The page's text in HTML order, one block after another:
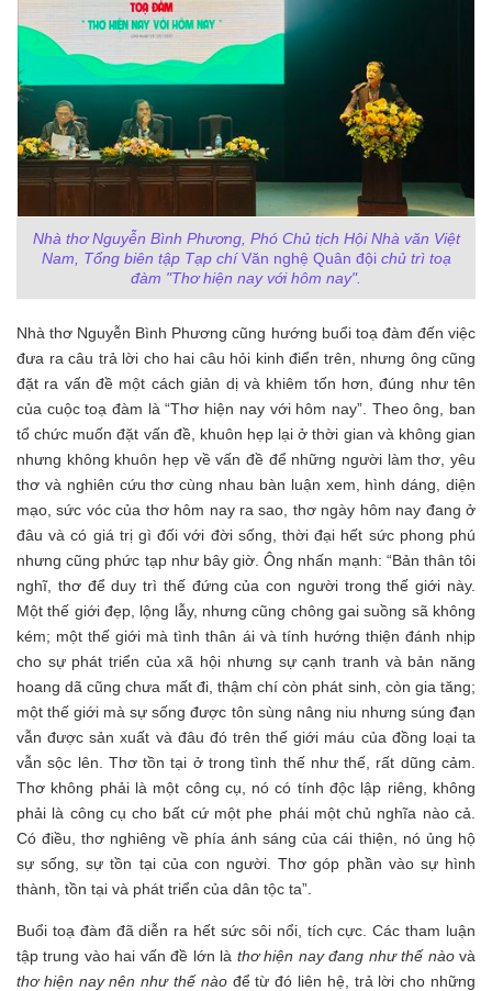
Nhà thơ Nguyễn Bình Phương, Phó Chủ tịch Hội Nhà văn Việt
Nam, Tổng biên tập Tạp chíVăn nghệ Quân độichủ trì toạ
đàm "Thơ hiện nay với hôm nay".
Nhà thơ Nguyễn Bình Phương cũng hướng buổi toạ đàm đến việc
đưa ra câu trả lời cho hai câu hỏi kinh điển trên, nhưng ông cũng
đặt ra vấn đề một cách giản dị và khiêm tốn hơn, đúng như tên
của cuộc toạ đàm là “Thơ hiện nay với hôm nay”. Theo ông, ban
tổ chức muốn đặt vấn đề, khuôn hẹp lại ở thời gian và không gian
nhưng không khuôn hẹp vềvấn đề để những người làm thơ, yêu
thơ và nghiên cứu thơ cùng nhau bàn luận xem, hình dáng, diện
mạo, sức vóc của thơ hôm nay ra sao, thơ ngày hôm nay đang ở
đâu và có giá trị gì đối với đời sống, thời đại hết sức phong phú
nhưng cũng phức tạp như bây giờ. Ông nhấn mạnh: “Bản thân tôi
nghĩ, thơ để duy trì thế đứng của con người trong thế giới này.
Một thế giới đẹp, lộng lẫy, nhưng cũng chông gai suồng sã không
kém; một thế giới mà tình thân ái và tính hướng thiện đánh nhịp
cho sự phát triển của xã hội nhưng sự cạnh tranh và bản năng
hoang dã cũng chưa mất đi, thậm chí còn phát sinh, còn gia tăng;
một thế giới mà sự sống được tôn sùng nâng niu nhưng súng đạn
vẫn được sản xuất và đâu đó trên thế giới máu của đồng loại ta
vẫn sộc lên. Thơ tồn tại ở trong tình thế như thế, rất dũng cảm.
Thơ không phải là một công cụ, nó có tính độc lập riêng, không
phải là công cụ cho bất cứ một phe phái một chủ nghĩa nào cả.
Có điều, thơ nghiêng về phía ánh sáng của cái thiện, nó ủng hộ
sự sống, sự tồn tại của con người. Thơ góp phần vào sự hình
thành, tồn tại và phát triển của dân tộc ta”.
Buổi toạ đàm đã diễn ra hết sức sôi nổi, tích cực. Các tham luận
tập trung vào hai vấn đề lớn là thơ hiện nay đang như thế nàovà
thơ hiện nay nên như thế nàođể từ đó liên hệ, trả lời cho những